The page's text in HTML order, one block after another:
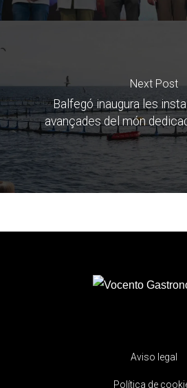
Next Post
Balfegó inaugura les
avançades del món
Aviso legal
Política de